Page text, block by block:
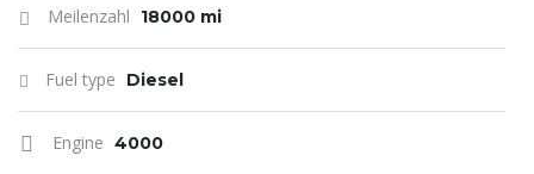
Meilenzahl 18000 mi
Fuel type Diesel
Engine 4000